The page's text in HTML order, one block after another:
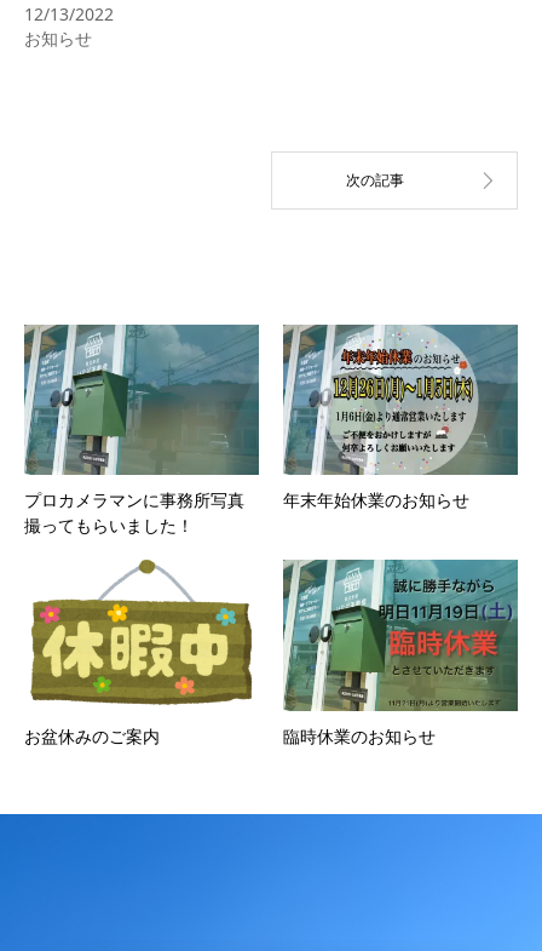
12/13/2022
お知らせ
プロカメラマンに事務所写真
撮ってもらいました！
年末年始休業のお知らせ
お盆休みのご案内 臨時休業のお知らせ